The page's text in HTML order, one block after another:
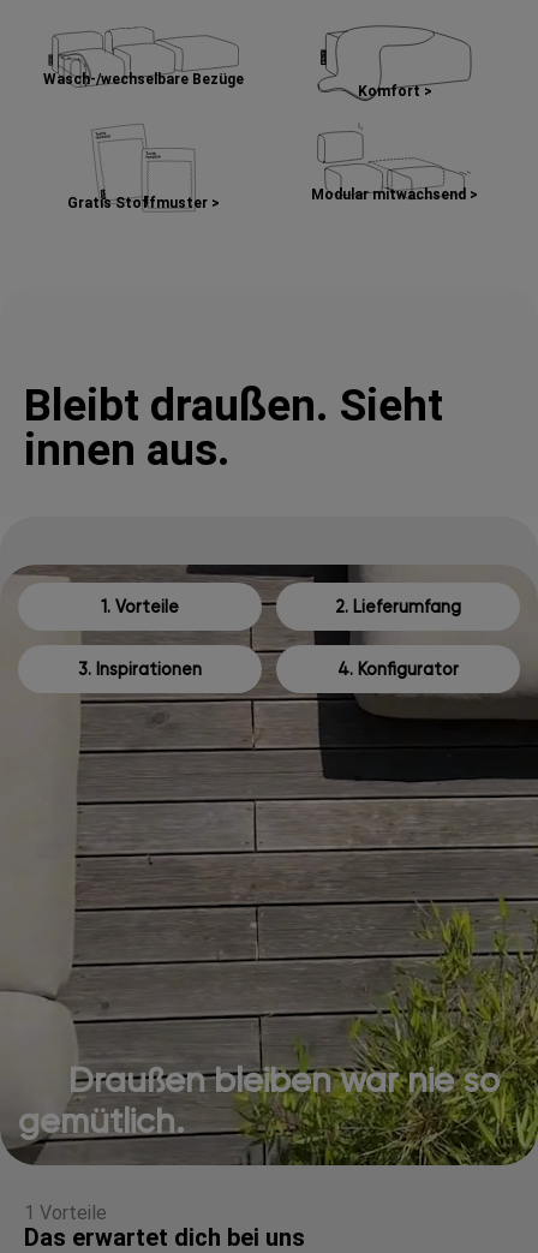
Wasch-/wechselbare Bezüge
Komfort >
Gratis Stoffmuster >
Modular mitwachsend >
Bleibt draußen. Sieht
innen aus.
1. Vorteile 2. Lieferumfang
3. Inspirationen 4. Konfigurator
Draußen bleiben war nie so
gemütlich.
1 Vorteile
Das erwartet dich bei uns